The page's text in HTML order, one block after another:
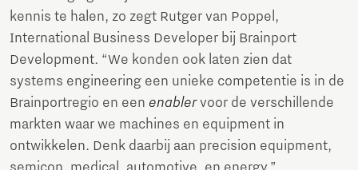
kennis te halen, zo zegt Rutger van Poppel,
International Business Developer bij Brainport
Development. “We konden ook laten zien dat
systems engineering een unieke competentie is in de
Brainportregio en een enablervoor de verschillende
markten waar we machines en equipment in
ontwikkelen. Denk daarbij aan precision equipment,